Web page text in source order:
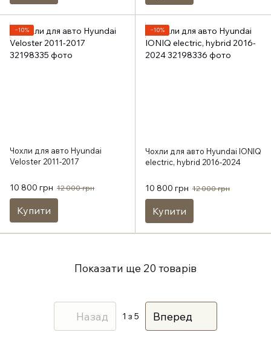
−10%
Чохли для авто Hyundai
Veloster 2011-2017
10 800 грн 12 000 грн
Купити
−10%
Чохли для авто Hyundai IONIQ
electric, hybrid 2016-2024
10 800 грн 12 000 грн
Купити
Показати ще 20 товарів
Назад 1 з 5 Вперед